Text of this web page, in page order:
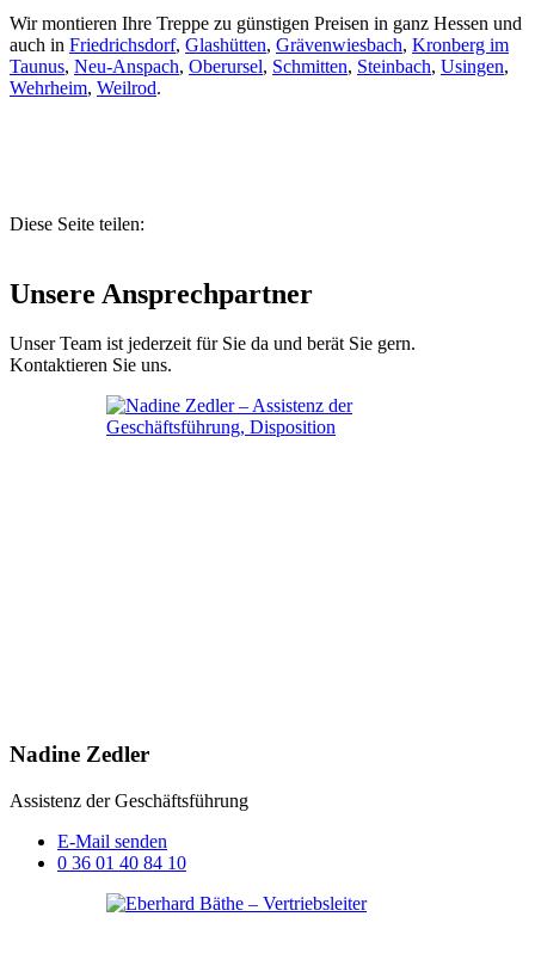
Wir montieren Ihre Treppe zu günstigen Preisen in ganz Hessen und
auch in Friedrichsdorf, Glashütten, Grävenwiesbach, Kronberg im
Taunus, Neu-Anspach, Oberursel, Schmitten, Steinbach, Usingen,
Wehrheim, Weilrod.
Diese Seite teilen:
Unsere Ansprechpartner
Unser Team ist jederzeit für Sie da und berät Sie gern.
Kontaktieren Sie uns.
Nadine Zedler
Assistenz der Geschäftsführung
E-Mail senden
0 36 01 40 84 10